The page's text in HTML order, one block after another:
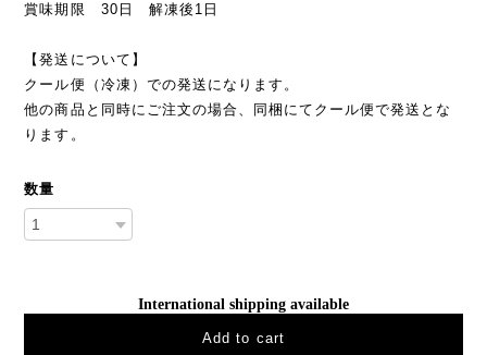
賞味期限 30日 解凍後1日
【発送について】
クール便（冷凍）での発送になります。
他の商品と同時にご注文の場合、同梱にてクール便で発送とな
ります。
数量
International shipping available
Add to cart